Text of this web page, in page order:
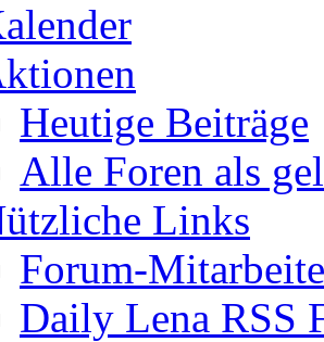
Heutige Beiträge
Alle Foren als
Links
Forum-
Daily Lena RSS